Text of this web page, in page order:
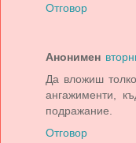
Отговор
Анонимен
Да вложиш
ангажименти,
подражание.
Отговор